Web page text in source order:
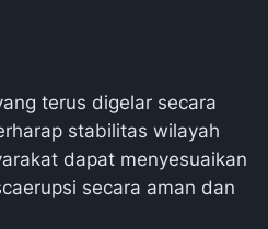
terus digelar secara
stabilitas wilayah
dapat menyesuaikan
secara aman dan